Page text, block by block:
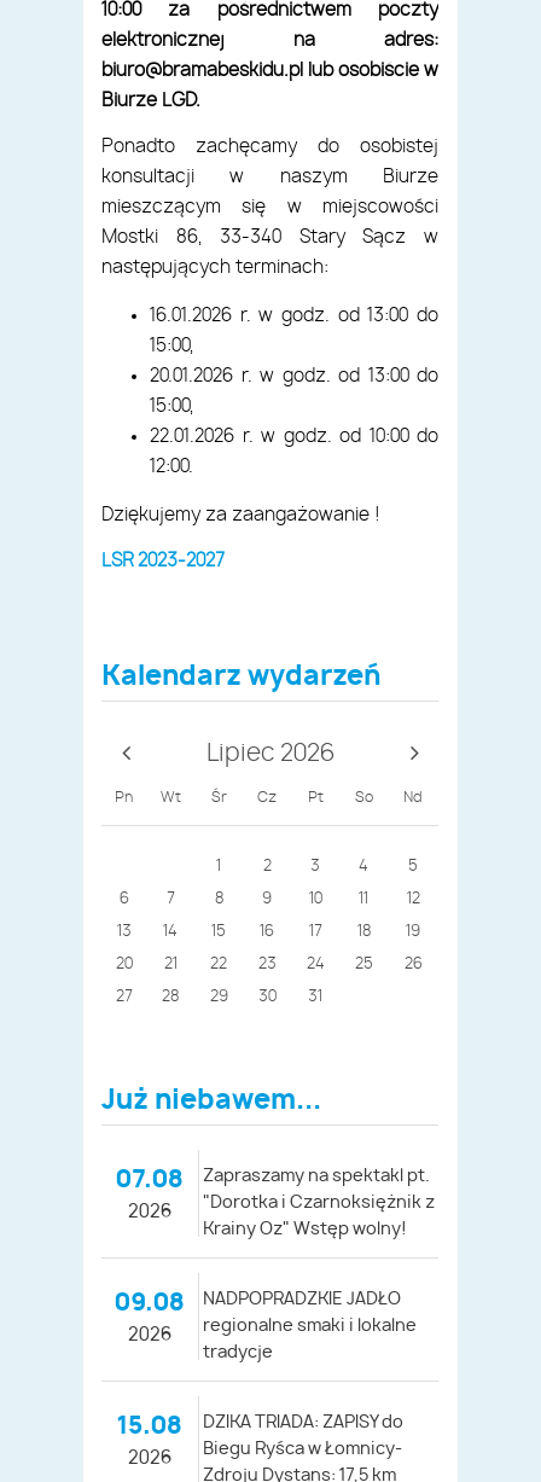
10:00 za pośrednictwem poczty
elektronicznej na adres:
biuro@bramabeskidu.pl lub osobiście w
Biurze LGD.
Ponadto zachęcamy do osobistej
konsultacji w naszym Biurze
mieszczącym się w miejscowości
Mostki 86, 33-340 Stary Sącz w
następujących terminach:
16.01.2026 r. w godz. od 13:00 do
15:00,
20.01.2026 r. w godz. od 13:00 do
15:00,
22.01.2026 r. w godz. od 10:00 do
12:00.
Dziękujemy za zaangażowanie !
LSR 2023-2027
Kalendarz wydarzeń
Lipiec 2026
Pn Wt Śr Cz Pt So Nd
1 2 3 4 5
6 7 8 9 10 11 12
13 14 15 16 17 18 19
20 21 22 23 24 25 26
27 28 29 30 31
Już niebawem...
07.08
2026
Zapraszamy na spektakl pt.
"Dorotka i Czarnoksiężnik z
Krainy Oz" Wstęp wolny!
09.08
2026
NADPOPRADZKIE JADŁO
regionalne smaki i lokalne
tradycje
15.08
2026
DZIKA TRIADA: ZAPISY do
Biegu Ryśca w Łomnicy-
Zdroju Dystans: 17,5 km